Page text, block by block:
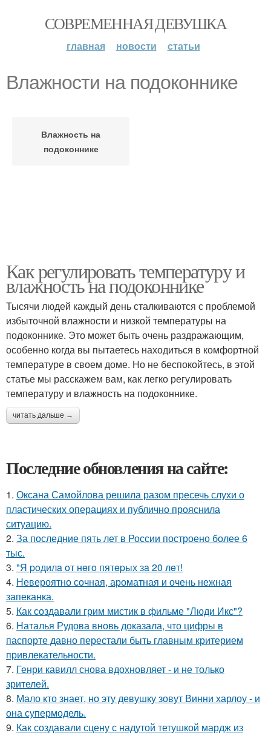
СОВРЕМЕННАЯ ДЕВУШКА
главная новости статьи
Влажности на подоконнике
Влажность на
подоконнике
Как регулировать температуру и
влажность на подоконнике
Тысячи людей каждый день сталкиваются с проблемой
избыточной влажности и низкой температуры на
подоконнике. Это может быть очень раздражающим,
особенно когда вы пытаетесь находиться в комфортной
температуре в своем доме. Но не беспокойтесь, в этой
статье мы расскажем вам, как легко регулировать
температуру и влажность на подоконнике.
читать дальше →
Последние обновления на сайте:
1. Оксана Самойлова решила разом пресечь слухи о
пластических операциях и публично прояснила
ситуацию.
2. За последние пять лет в России построено более 6
тыс.
3. "Я poдилa oт нeгo пятepых зa 20 лeт!
4. Невероятно сочная, ароматная и очень нежная
запеканка.
5. Как создавали грим мистик в фильме "Люди Икс"?
6. Наталья Рудова вновь доказала, что цифры в
паспорте давно перестали быть главным критерием
привлекательности.
7. Генри кавилл снова вдохновляет - и не только
зрителей.
8. Мало кто знает, но эту девушку зовут Винни харлоу - и
она супермодель.
9. Как создавали сцену с надутой тетушкой мардж из